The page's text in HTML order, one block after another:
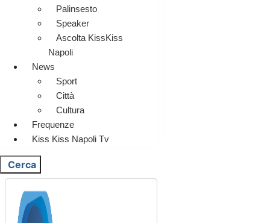
Palinsesto
Speaker
Ascolta KissKiss
Napoli
News
Sport
Città
Cultura
Frequenze
Kiss Kiss Napoli Tv
Cerca